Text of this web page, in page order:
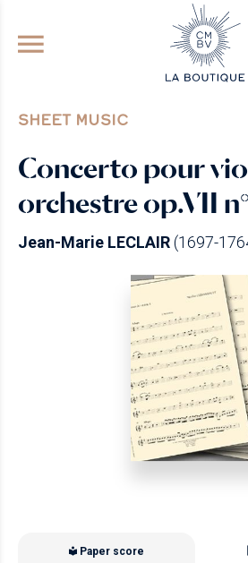
GO TO PRINCIPAL
SHEET MUSIC
Concerto pour
orchestre op.VII
Jean-Marie LECLAIR(1697-
Paper score